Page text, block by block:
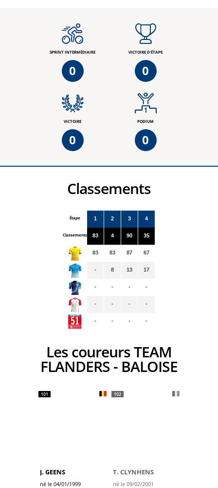
SPRINT INTERMÉDIAIRE
0
VICTOIRE D'ÉTAPE
0
VICTOIRE
0
PODIUM
0
Classements
Étape
Classements
1
83
83
-
-
-
-
2
4
83
8
-
-
-
3
90
87
13
-
-
-
4
35
67
17
-
-
-
Les coureurs TEAM
FLANDERS - BALOISE
101
J. GEENS
né le 04/01/1999
102
T. CLYNHENS
né le 09/02/2001